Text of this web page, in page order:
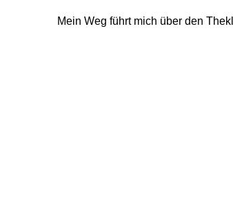
Mein Weg führt mich über den